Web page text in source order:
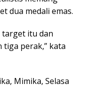
dua medali emas.
target itu dan
tiga perak,” kata
Mimika, Selasa